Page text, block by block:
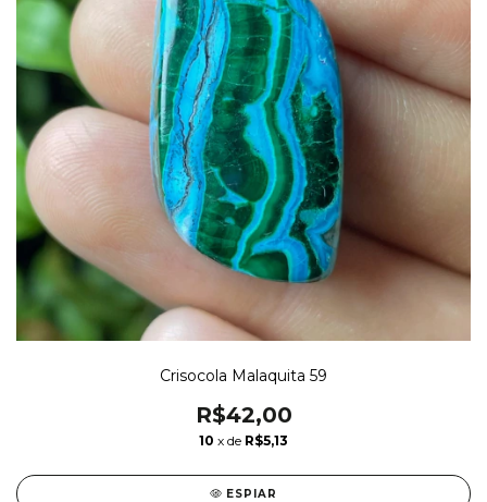
Crisocola Malaquita 59
R$42,00
10 x de R$5,13
ESPIAR